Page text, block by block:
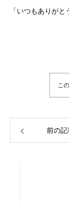
「いつもありが
こ
前の記